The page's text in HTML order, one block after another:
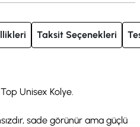
Taksit Seçenekleri
Unisex Kolye.
sade görünür ama güçlü